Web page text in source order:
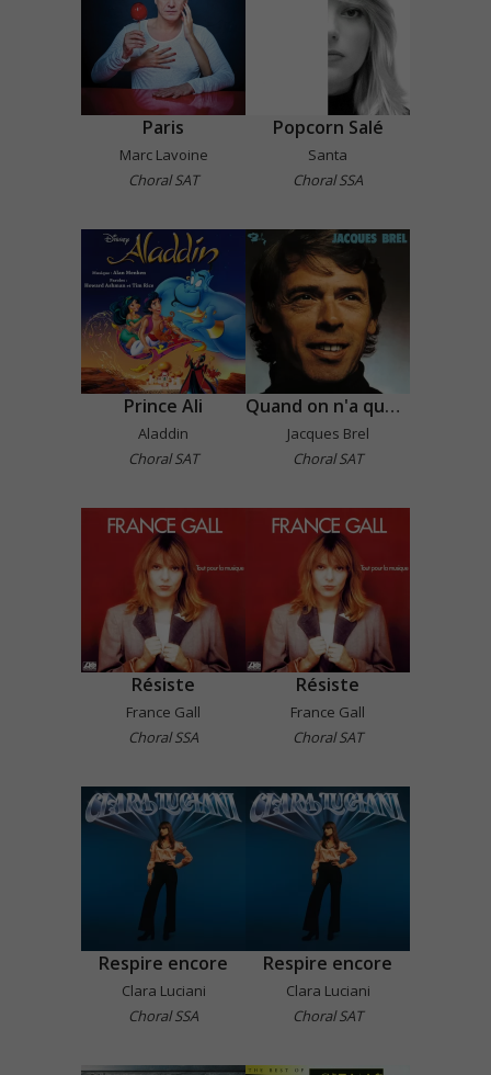
Paris
Marc Lavoine
Choral SAT
Popcorn Salé
Santa
Choral SSA
Prince Ali
Aladdin
Choral SAT
Quand on n'a que l'amour
Jacques Brel
Choral SAT
Résiste
France Gall
Choral SSA
Résiste
France Gall
Choral SAT
Respire encore
Clara Luciani
Choral SSA
Respire encore
Clara Luciani
Choral SAT